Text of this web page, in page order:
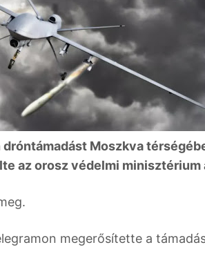
Moszkva
az orosz védelmi minisztérium
megerősítette a